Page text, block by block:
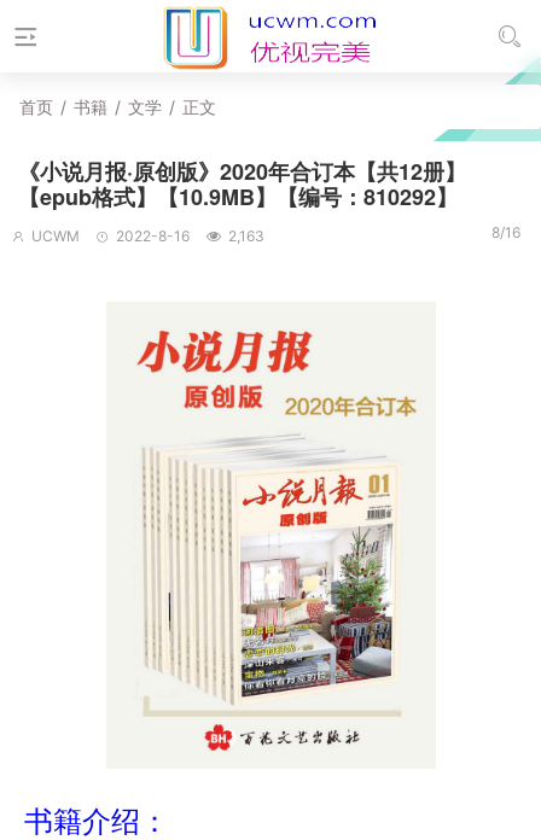
首页 / 书籍 / 文学 / 正文
《小说月报·原创版》2020年合订本【共12册】
【epub格式】【10.9MB】【编号：810292】
UCWM 2022-8-16 2,163 8/16
书籍介绍：